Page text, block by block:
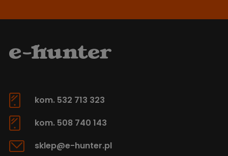
kom. 532 713 323
kom. 508 740 143
sklep@e-hunter.pl